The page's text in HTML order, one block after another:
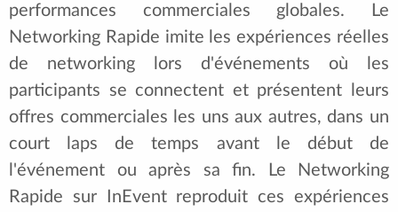
performances commerciales globales. Le
Networking Rapide imite les expériences réelles
de networking lors d'événements où les
participants se connectent et présentent leurs
offres commerciales les uns aux autres, dans un
court laps de temps avant le début de
l'événement ou après sa fin. Le Networking
Rapide sur InEvent reproduit ces expériences